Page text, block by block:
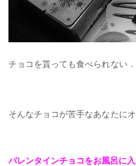
チョコを貰っても食べられない．
そんなチョコが苦手なあなたに
バレンタインチョコをお風呂に